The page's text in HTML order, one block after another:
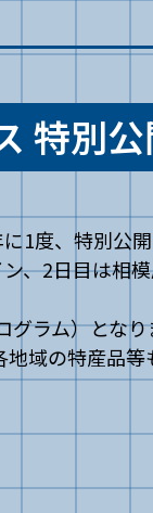
特別
1度、特別公
、2日目は相
ラム）とな
域の特産品